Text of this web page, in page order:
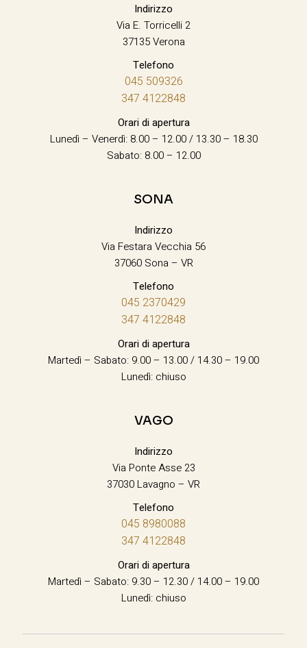
Indirizzo
Via E. Torricelli 2
37135 Verona
Telefono
045 509326
347 4122848
Orari di apertura
Lunedì – Venerdì: 8.00 – 12.00 / 13.30 – 18.30
Sabato: 8.00 – 12.00
SONA
Indirizzo
Via Festara Vecchia 56
37060 Sona – VR
Telefono
045 2370429
347 4122848
Orari di apertura
Martedì – Sabato: 9.00 – 13.00 / 14.30 – 19.00
Lunedì: chiuso
VAGO
Indirizzo
Via Ponte Asse 23
37030 Lavagno – VR
Telefono
045 8980088
347 4122848
Orari di apertura
Martedì – Sabato: 9.30 – 12.30 / 14.00 – 19.00
Lunedì: chiuso